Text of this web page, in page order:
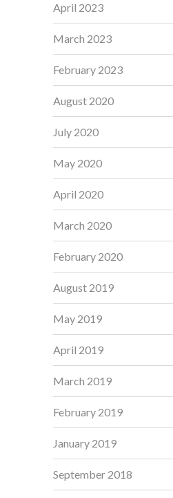
April 2023
March 2023
February 2023
August 2020
July 2020
May 2020
April 2020
March 2020
February 2020
August 2019
May 2019
April 2019
March 2019
February 2019
January 2019
September 2018